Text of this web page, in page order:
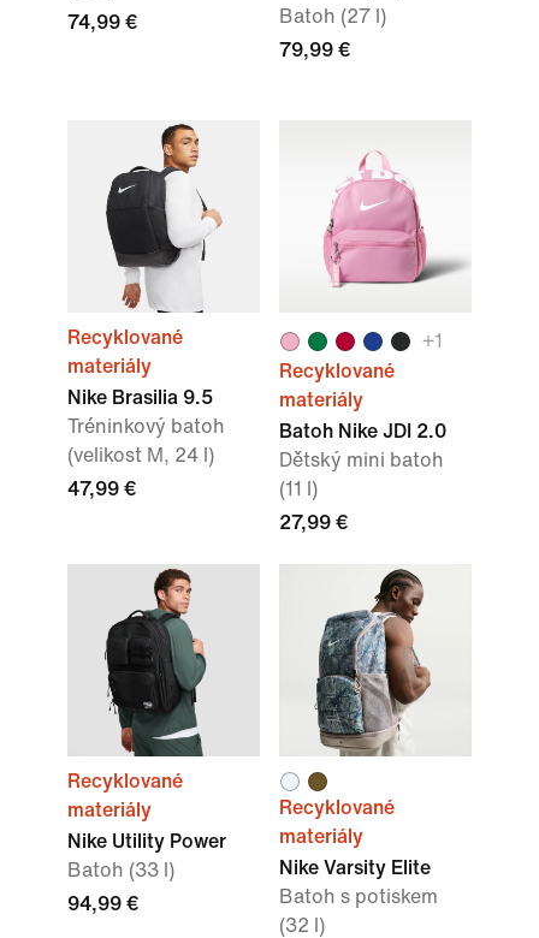
74,99 €
Batoh (27 l)
79,99 €
Recyklované
materiály
Nike Brasilia 9.5
Tréninkový batoh
(velikost M, 24 l)
47,99 €
+1
Recyklované
materiály
Batoh Nike JDI 2.0
Dětský mini batoh
(11 l)
27,99 €
Recyklované
materiály
Nike Utility Power
Batoh (33 l)
94,99 €
Recyklované
materiály
Nike Varsity Elite
Batoh s potiskem
(32 l)